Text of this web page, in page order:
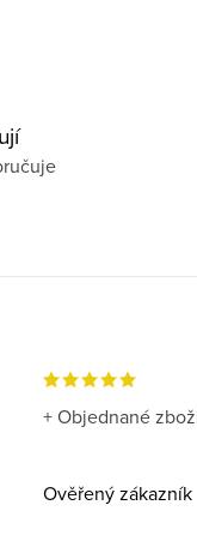
+ Objednané
Ověřený zákazník